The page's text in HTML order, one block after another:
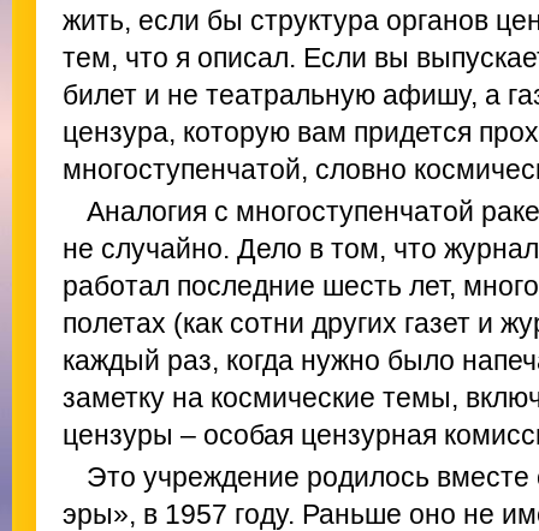
жить, если бы структура органов
тем, что я описал. Если вы
билет и не театральную афишу, а
цензура, которую вам придется
многоступенчатой, словно
Аналогия с многоступенчатой
не случайно. Дело в том, что
работал последние шесть лет,
полетах (как сотни других газет и
каждый раз, когда нужно было
заметку на космические темы,
цензуры – особая цензурная
Это учреждение родилось
эры», в 1957 году. Раньше оно не